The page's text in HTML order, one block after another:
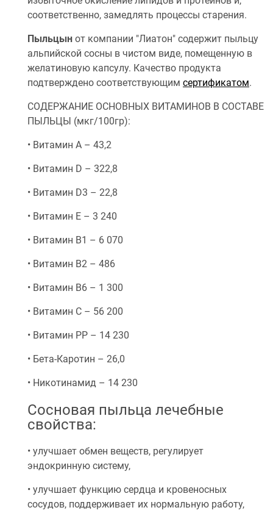
соответственно, замедлять процессы старения.
Пыльцын от компании "Лиатон" содержит пыльцу
альпийской сосны в чистом виде, помещенную в
желатиновую капсулу. Качество продукта
подтверждено соответствующим сертификатом.
СОДЕРЖАНИЕ ОСНОВНЫХ ВИТАМИНОВ В СОСТАВЕ
ПЫЛЬЦЫ (мкг/100гр):
• Витамин А – 43,2
• Витамин D – 322,8
• Витамин D3 – 22,8
• Витамин Е – 3 240
• Витамин В1 – 6 070
• Витамин В2 – 486
• Витамин В6 – 1 300
• Витамин С – 56 200
• Витамин РР – 14 230
• Бета-Каротин – 26,0
• Никотинамид – 14 230
Сосновая пыльца лечебные
свойства:
• улучшает обмен веществ, регулирует
эндокринную систему,
• улучшает функцию сердца и кровеносных
сосудов, поддерживает их нормальную работу,